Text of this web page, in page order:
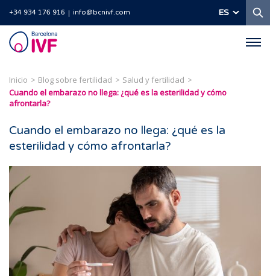
+34 934 176 916 info@bcnivf.com ES
Barcelona
IVF
Inicio Blog sobre fertilidad
Salud y fertilidad
Cuando el embarazo no llega: ¿qué es la esterilidad y cómo
afrontarla?
Cuando el embarazo no llega: ¿qué es la
esterilidad y cómo afrontarla?